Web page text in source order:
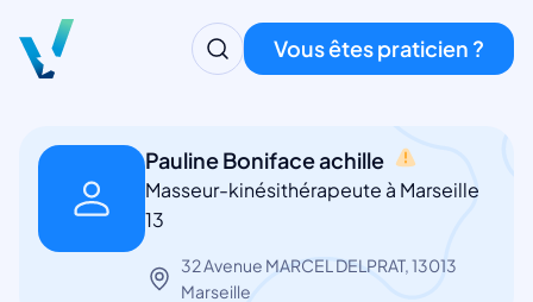
Vous êtes praticien ?
Pauline Boniface achille
Masseur-kinésithérapeute à Marseille
13
32 Avenue MARCEL DELPRAT, 13013
Marseille